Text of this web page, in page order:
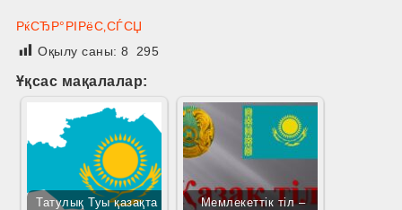
РќСЂР°РІРёС‚СЃСЏ
Оқылу саны:8 295
Ұқсас мақалалар:
Татулық Туы қазақта
Мемлекеттік тіл –